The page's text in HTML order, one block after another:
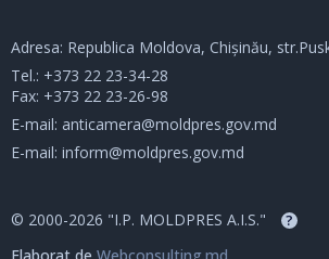
Adresa: Republica Moldova, Chișinău,
Tel.: +373 22 23-34-28
Fax: +373 22 23-26-98
E-mail: anticamera@moldpres.gov.md
E-mail: inform@moldpres.gov.md
© 2000-2026 "I.P. MOLDPRES A.I.S." ?